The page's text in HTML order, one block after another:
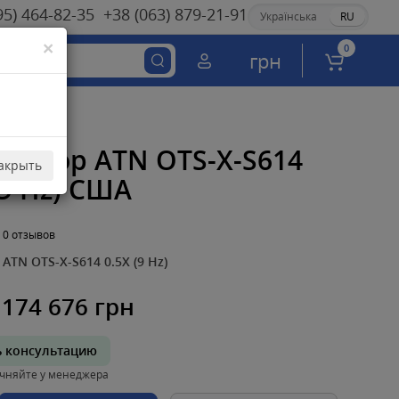
Українська RU
464-82-35 +38 (063) 879-21-91
грн 0
×
ATN OTS-X-S614
Hz) США
0 отзывов
ATN OTS-X-S614 0.5X (9 Hz)
174 676 грн
консультацию
у менеджера